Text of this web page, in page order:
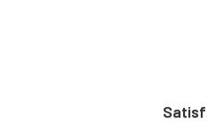
Satisfaction